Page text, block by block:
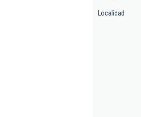
Localidad